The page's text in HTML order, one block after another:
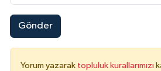
Gönder
Yorum yazarak topluluk kurallarımızı